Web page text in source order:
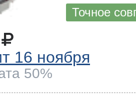
Точное
16 ноября
50%